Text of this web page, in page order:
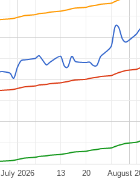
July 2026 August
13 20